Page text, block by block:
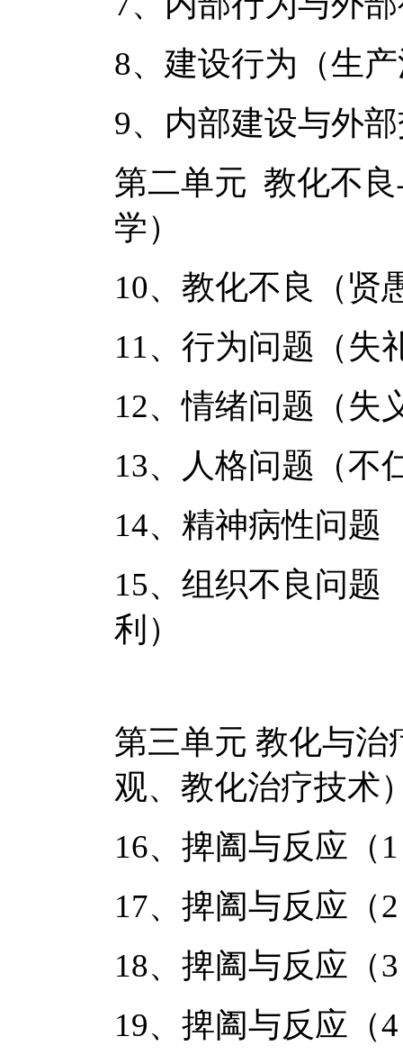
8、建设行为（生
9、内部建设与外
第二单元 教化不
学）
10、教化不良（贤
11、行为问题（失
12、情绪问题（失
13、人格问题（不
14、精神病性问题
15、组织不良问题
利）
第三单元 教化与
观、教化治疗技术
16、捭阖与反应（
17、捭阖与反应（
18、捭阖与反应（
19、捭阖与反应（